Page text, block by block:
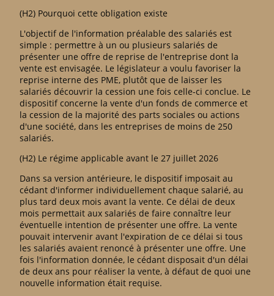
(H2) Pourquoi cette obligation existe
L'objectif de l'information préalable des salariés est
simple : permettre à un ou plusieurs salariés de
présenter une offre de reprise de l'entreprise dont la
vente est envisagée. Le législateur a voulu favoriser la
reprise interne des PME, plutôt que de laisser les
salariés découvrir la cession une fois celle-ci conclue. Le
dispositif concerne la vente d'un fonds de commerce et
la cession de la majorité des parts sociales ou actions
d'une société, dans les entreprises de moins de 250
salariés.
(H2) Le régime applicable avant le 27 juillet 2026
Dans sa version antérieure, le dispositif imposait au
cédant d'informer individuellement chaque salarié, au
plus tard deux mois avant la vente. Ce délai de deux
mois permettait aux salariés de faire connaître leur
éventuelle intention de présenter une offre. La vente
pouvait intervenir avant l'expiration de ce délai si tous
les salariés avaient renoncé à présenter une offre. Une
fois l'information donnée, le cédant disposait d'un délai
de deux ans pour réaliser la vente, à défaut de quoi une
nouvelle information était requise.